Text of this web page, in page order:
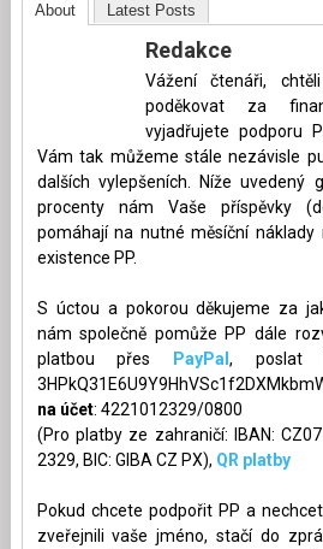
About Latest Posts
Redakce
Vážení čtenáři,
poděkovat za
vyjadřujete podporu
Vám tak můžeme stále nezávisle
dalších vylepšeních. Níže uvedený
procenty nám Vaše příspěvky
pomáhají na nutné měsíční
existence PP.
S úctou a pokorou děkujeme za
nám společně pomůže PP dále
platbou přes
PayPal , poslat
na účet: 4221012329/0800
(Pro platby ze zahraničí: IBAN:
2329, BIC: GIBA CZ PX), QR platby
Pokud chcete podpořit PP a
zveřejnili vaše jméno, stačí do